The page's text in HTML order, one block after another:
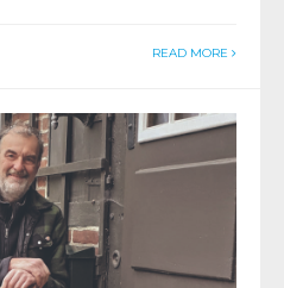
READ MORE